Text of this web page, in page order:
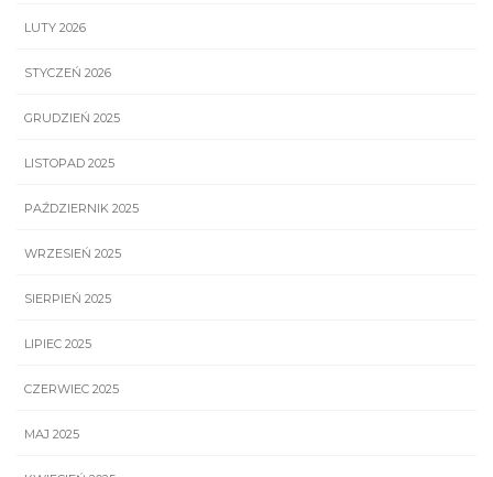
LUTY 2026
STYCZEŃ 2026
GRUDZIEŃ 2025
LISTOPAD 2025
PAŹDZIERNIK 2025
WRZESIEŃ 2025
SIERPIEŃ 2025
LIPIEC 2025
CZERWIEC 2025
MAJ 2025